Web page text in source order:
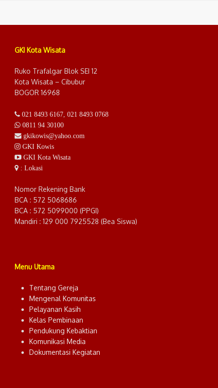
GKI Kota Wisata
Ruko Trafalgar Blok SEI 12
Kota Wisata – Cibubur
BOGOR 16968
021 8493 6167 021 8493 0768
0811 94 30100
gkikowis@yahoo.com
GKI Kowis
GKI Kota Wisata
: Lokasi
Nomor Rekening Bank
BCA : 572 5068686
BCA : 572 5099000 (PPGI)
Mandiri : 129 000 7925528 (Bea Siswa)
Menu Utama
Tentang Gereja
Mengenal Komunitas
Pelayanan Kasih
Kelas Pembinaan
Pendukung Kebaktian
Komunikasi Media
Dokumentasi Kegiatan